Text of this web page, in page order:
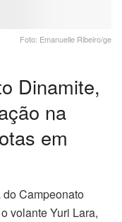
Foto: Emanuelle Ribeiro/ge
Dinamite,
na
em
Campeonato
volante Yuri Lara,